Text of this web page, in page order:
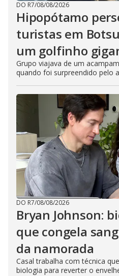
DO R7/08/08/2026
Hipopótamo
turistas em
um golfinho
Grupo viajava de um
quando foi surpreendido pelo
DO R7/08/08/2026
Bryan Johnson:
que congela
da namorada
Casal trabalha com técnica
biologia para reverter o